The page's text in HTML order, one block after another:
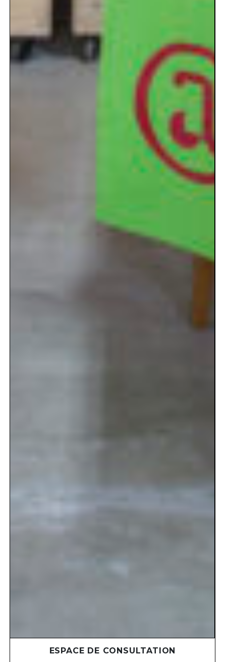
ESPACE DE CONSULTATION